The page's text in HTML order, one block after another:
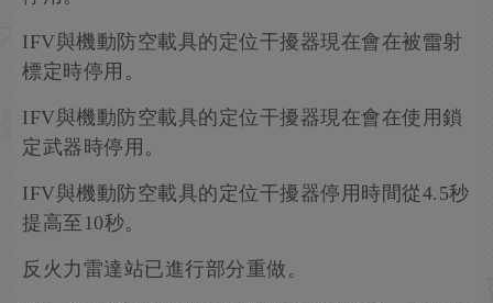
IFV與機動防空載具的定位干擾器現在會在被雷射
標定時停用。
IFV與機動防空載具的定位干擾器現在會在使用鎖
定武器時停用。
IFV與機動防空載具的定位干擾器停用時間從4.5秒
提高至10秒。
反火力雷達站已進行部分重做。